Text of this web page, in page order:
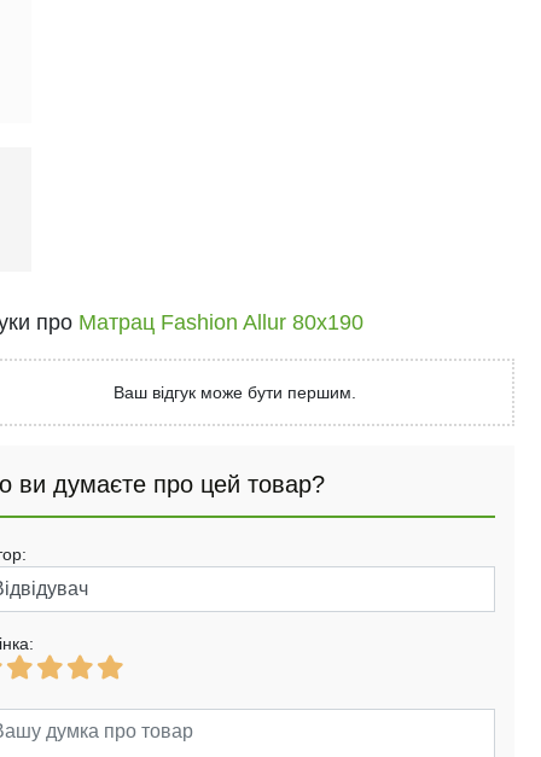
про Матрац Fashion Allur 80x190
Ваш відгук може бути першим.
ви думаєте про цей товар?